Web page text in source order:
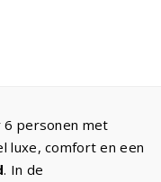
6 personen met
luxe, comfort en een
. In de